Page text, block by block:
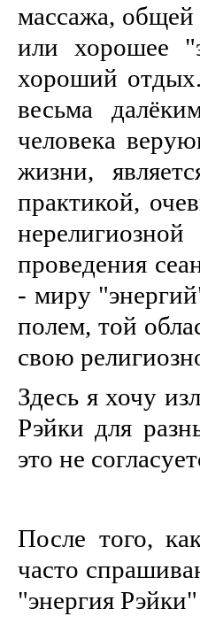
массажа, общей
или хорошее
хороший
весьма
человека
жизни,
практикой,
проведения
- миру
полем, той
свою
Здесь я хочу
Рэйки для
это не
После того,
часто
"энергия